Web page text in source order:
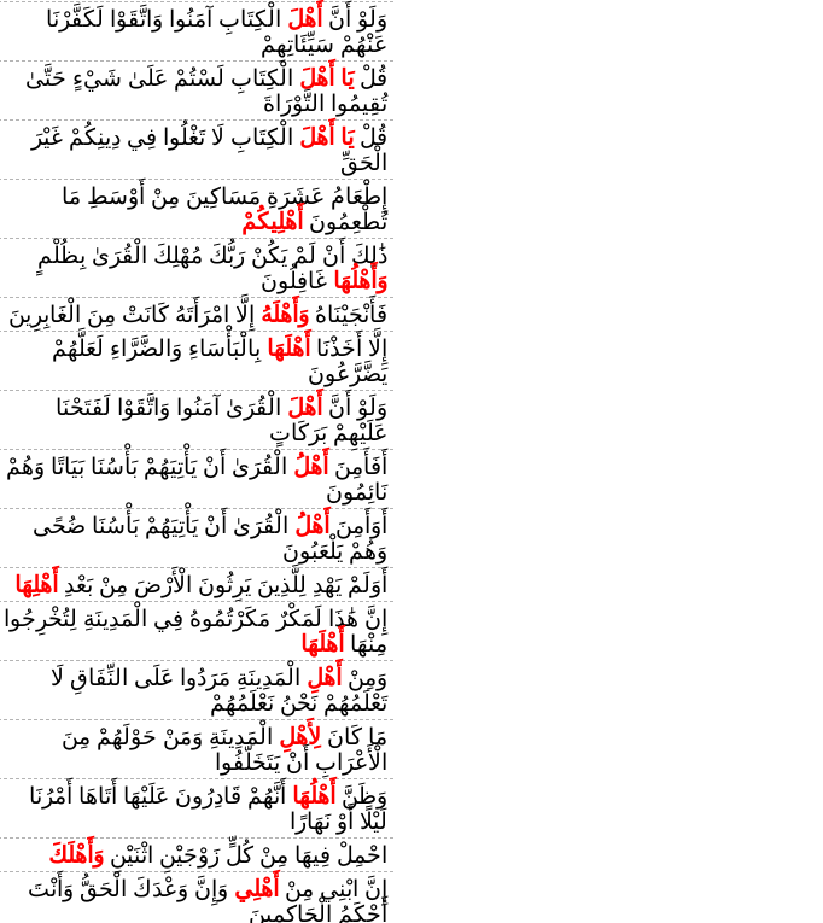
وَلَوْ أَنَّ أَهْلَ الْكِتَابِ آمَنُوا وَاتَّقَوْا لَكَفَّرْنَا
عَنْهُمْ سَيِّئَاتِهِمْ
قُلْيَا أَهْلَ الْكِتَابِ لَسْتُمْ عَلَىٰ شَيْءٍ حَتَّىٰ
تُقِيمُوا التَّوْرَاةَ
قُلْيَا أَهْلَ الْكِتَابِ لَا تَغْلُوا فِي دِينِكُمْ غَيْرَ
الْحَقِّ
إِطْعَامُ عَشَرَةِ مَسَاكِينَ مِنْ أَوْسَطِ مَا
تُطْعِمُونَ أَهْلِيكُمْ
ذَٰلِكَ أَنْ لَمْ يَكُنْ رَبُّكَ مُهْلِكَ الْقُرَىٰ بِظُلْمٍ
وَأَهْلُهَا غَافِلُونَ
فَأَنْجَيْنَاهُ وَأَهْلَهُ إِلَّا امْرَأَتَهُ كَانَتْ مِنَ الْغَابِرِينَ
إِلَّا أَخَذْنَا أَهْلَهَا بِالْبَأْسَاءِ وَالضَّرَّاءِ لَعَلَّهُمْ
يَضَّرَّعُونَ
وَلَوْ أَنَّ أَهْلَ الْقُرَىٰ آمَنُوا وَاتَّقَوْا لَفَتَحْنَا
عَلَيْهِمْ بَرَكَاتٍ
أَفَأَمِنَ أَهْلُ الْقُرَىٰ أَنْ يَأْتِيَهُمْ بَأْسُنَا بَيَاتًا وَهُمْ
نَائِمُونَ
أَوَأَمِنَ أَهْلُ الْقُرَىٰ أَنْ يَأْتِيَهُمْ بَأْسُنَا ضُحًى
وَهُمْ يَلْعَبُونَ
أَوَلَمْ يَهْدِ لِلَّذِينَ يَرِثُونَ الْأَرْضَ مِنْ بَعْدِ أَهْلِهَا
إِنَّ هَٰذَا لَمَكْرٌ مَكَرْتُمُوهُ فِي الْمَدِينَةِ لِتُخْرِجُوا
مِنْهَا أَهْلَهَا
وَمِنْ أَهْلِ الْمَدِينَةِ مَرَدُوا عَلَى النِّفَاقِ لَا
تَعْلَمُهُمْ نَحْنُ نَعْلَمُهُمْ
مَا كَانَ لِأَهْلِ الْمَدِينَةِ وَمَنْ حَوْلَهُمْ مِنَ
الْأَعْرَابِ أَنْ يَتَخَلَّفُوا
وَظَنَّ أَهْلُهَا أَنَّهُمْ قَادِرُونَ عَلَيْهَا أَتَاهَا أَمْرُنَا
لَيْلًا أَوْ نَهَارًا
احْمِلْ فِيهَا مِنْ كُلٍّ زَوْجَيْنِ اثْنَيْنِ وَأَهْلَكَ
إِنَّ ابْنِي مِنْ أَهْلِي وَإِنَّ وَعْدَكَ الْحَقُّ وَأَنْتَ
أَحْكَمُ الْحَاكِمِينَ